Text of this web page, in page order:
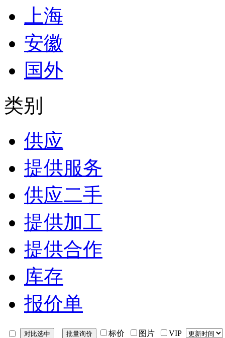
上海
安徽
国外
类别
供应
提供服务
供应二手
提供加工
提供合作
库存
报价单
标价 图片 VIP